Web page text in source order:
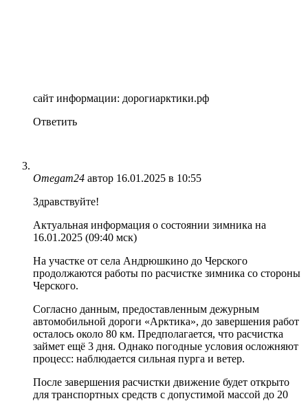
сайт информации: дорогиарктики.рф
Ответить
Omegam24 автор 16.01.2025 в 10:55
Здравствуйте!
Актуальная информация о состоянии зимника на
16.01.2025 (09:40 мск)
На участке от села Андрюшкино до Черского
продолжаются работы по расчистке зимника со стороны
Черского.
Согласно данным, предоставленным дежурным
автомобильной дороги «Арктика», до завершения работ
осталось около 80 км. Предполагается, что расчистка
займет ещё 3 дня. Однако погодные условия осложняют
процесс: наблюдается сильная пурга и ветер.
После завершения расчистки движение будет открыто
для транспортных средств с допустимой массой до 20